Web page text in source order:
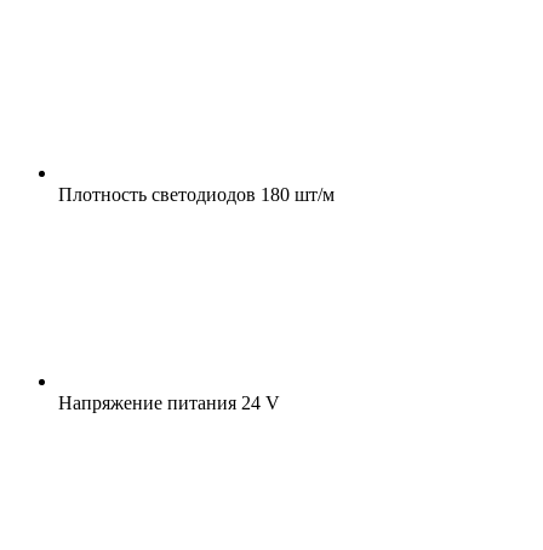
Плотность светодиодов 180 шт/м
Напряжение питания 24 V